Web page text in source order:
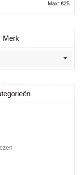
Max: €25
Merk